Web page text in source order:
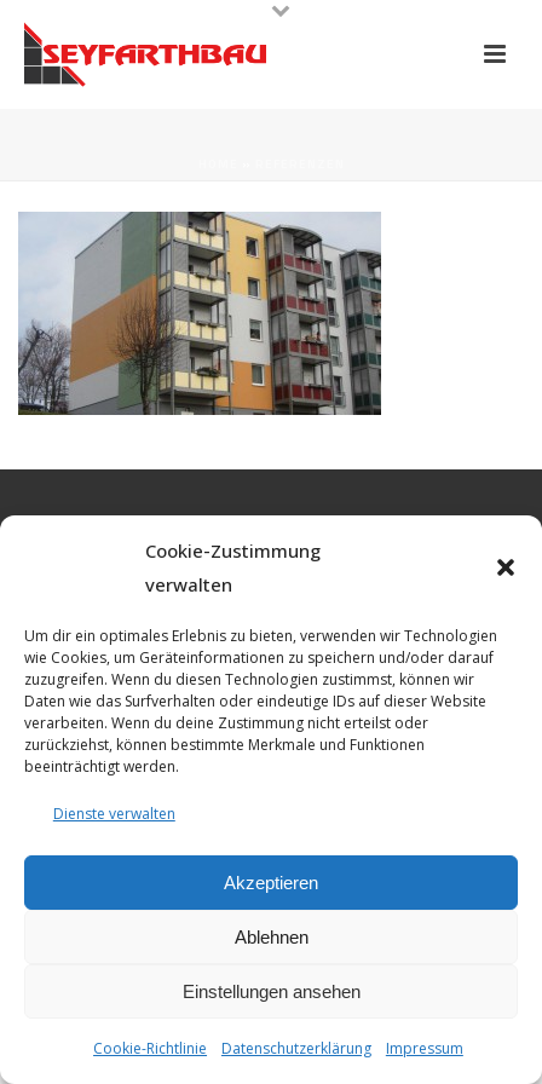
Cookie-Zustimmung
verwalten
Um dir ein optimales Erlebnis zu bieten, verwenden wir Technologien
wie Cookies, um Geräteinformationen zu speichern und/oder darauf
zuzugreifen. Wenn du diesen Technologien zustimmst, können wir
Daten wie das Surfverhalten oder eindeutige IDs auf dieser Website
verarbeiten. Wenn du deine Zustimmung nicht erteilst oder
zurückziehst, können bestimmte Merkmale und Funktionen
beeinträchtigt werden.
Dienste verwalten
Akzeptieren
Ablehnen
Einstellungen ansehen
Cookie-Richtlinie Datenschutzerklärung Impressum
© 2025 - Seyfarthbau GmbH & Co. KG | technische Realisierung
durchART.BEKO
Datenschutzerklärung
Impressum